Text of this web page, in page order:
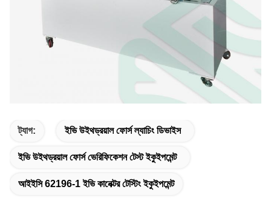
ট্যাগ: ইভি উইথড্রয়াল ফোর্স ল্যাচিং ডিভাইস
ইভি উইথড্রয়াল ফোর্স ভেরিফিকেশন টেস্ট ইকুইপমেন্ট
আইইসি 62196-1 ইভি কানেক্টর টেস্টিং ইকুইপমেন্ট